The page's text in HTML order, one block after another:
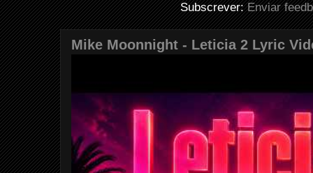
Subscrever:Enviar
Mike Moonnight - Leticia 2 Lyric